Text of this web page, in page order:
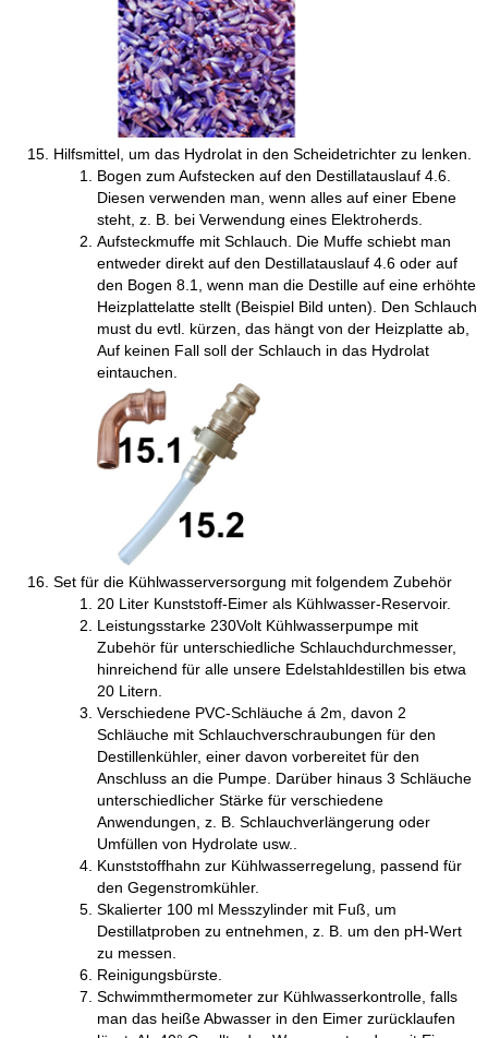
Hilfsmittel, um das Hydrolat in den Scheidetrichter zu lenken.
Bogen zum Aufstecken auf den Destillatauslauf 4.6.
Diesen verwenden man, wenn alles auf einer Ebene
steht, z. B. bei Verwendung eines Elektroherds.
Aufsteckmuffe mit Schlauch. Die Muffe schiebt man
entweder direkt auf den Destillatauslauf 4.6 oder auf
den Bogen 8.1, wenn man die Destille auf eine erhöhte
Heizplattelatte stellt (Beispiel Bild unten). Den Schlauch
must du evtl. kürzen, das hängt von der Heizplatte ab,
Auf keinen Fall soll der Schlauch in das Hydrolat
eintauchen.
Set für die Kühlwasserversorgung mit folgendem Zubehör
20 Liter Kunststoff-Eimer als Kühlwasser-Reservoir.
Leistungsstarke 230Volt Kühlwasserpumpe mit
Zubehör für unterschiedliche Schlauchdurchmesser,
hinreichend für alle unsere Edelstahldestillen bis etwa
20 Litern.
Verschiedene PVC-Schläuche á 2m, davon 2
Schläuche mit Schlauchverschraubungen für den
Destillenkühler, einer davon vorbereitet für den
Anschluss an die Pumpe. Darüber hinaus 3 Schläuche
unterschiedlicher Stärke für verschiedene
Anwendungen, z. B. Schlauchverlängerung oder
Umfüllen von Hydrolate usw..
Kunststoffhahn zur Kühlwasserregelung, passend für
den Gegenstromkühler.
Skalierter 100 ml Messzylinder mit Fuß, um
Destillatproben zu entnehmen, z. B. um den pH-Wert
zu messen.
Reinigungsbürste.
Schwimmthermometer zur Kühlwasserkontrolle, falls
man das heiße Abwasser in den Eimer zurücklaufen